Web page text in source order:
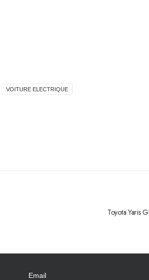
VOITURE ELECTRIQUE
Toyota Yaris
Email